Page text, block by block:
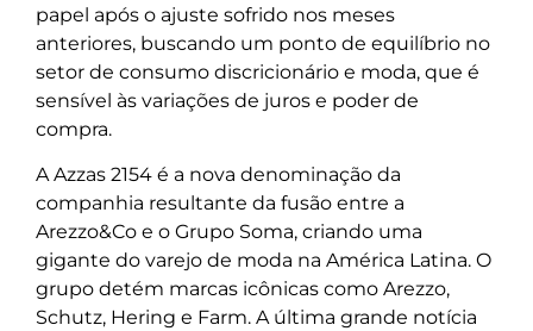
papel após o ajuste sofrido nos meses
anteriores, buscando um ponto de equilíbrio no
setor de consumo discricionário e moda, que é
sensível às variações de juros e poder de
compra.
A Azzas 2154 é a nova denominação da
companhia resultante da fusão entre a
Arezzo&Co e o Grupo Soma, criando uma
gigante do varejo de moda na América Latina. O
grupo detém marcas icônicas como Arezzo,
Schutz, Hering e Farm. A última grande notícia